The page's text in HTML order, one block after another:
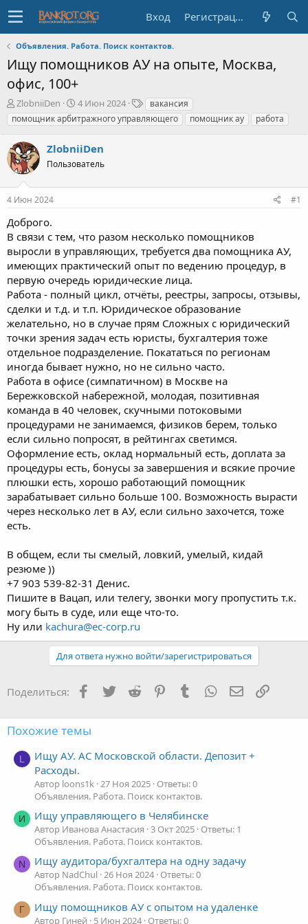
Вход Регистрация
Объявления. Работа. Поиск контактов.
Ищу помощников АУ на опыте, Москва,
офис, 100+
А
в
т
о
р
т
е
м
ы
ZlobniiDen
Д
а
т
н
а
а
4 Июн 2024
Т
е
г
вакансия
помощник арбитражного управляющего
помощник ау работа
ZlobniiDen
Пользователь
4 Июн 2024 #1
Доброго.
В связи с тем, что разом несколько помощников
выросли в управляющих, требуется два помощника АУ,
имеющих практический опыт по ведению процедур, в
первую очередь юридические лица.
Работа - полный цикл, отчёты, реестры, запросы, отзывы,
сделки и т.д. и т.п. Юридическое образование
желательно, но в случае прям Сложных с юридический
точки зрения задач есть юристы, бухгалтерия тоже
отдельное подразделение. Покататься по регионам
иногда бывает нужно, но не сильно часто.
Работа в офисе (симпатичном) в Москве на
Бережковской набережной, молодая, позитивная
команда в 40 человек, скучными потоковыми
процедурами не занимаемся, физиков берем, только
если сильно попросят, в рейтингах светимся.
Оформление есть, оклад нормальный есть, доплата за
процедуры есть, бонусы за завершения и всякие прочие
плюшки есть, хорошо работающий помощник
зарабатывает сильно больше 100. Возможность вырасти
через несколько лет в АУ, если сильно захочется, тоже
есть.
В общем, если ты смелый, ловкий, умелый, кидай
резюме ))
+7 903 539-82-31 Денис.
Пишите в Вацап, или телегу, звонки могу пропустить т.к.
могу быть в суде, или еще что-то.
Ну или kachura@ec-corp.ru
Для ответа нужно войти/зарегистрироваться
Поделиться: Facebook
TwitterReddit PinterestTumblr WhatsApp Ссылка
Похожие темы
L
Ищу АУ. АС Московской области. Депозит +
Расходы.
Автор loons1k 27 Ноя 2025 Ответы: 0
Объявления. Работа. Поиск контактов.
И Ищу управляющего в Челябинске
Автор Иванова Анастасия 3 Окт 2025 Ответы: 1
Объявления. Работа. Поиск контактов.
N Ищу аудитора/бухгалтера на одну задачу
Автор NadChul 26 Ноя 2024 Ответы: 0
Объявления. Работа. Поиск контактов.
Г Ищу помощников АУ с опытом на удаленке
Автор Гиней 5 Июн 2024 Ответы: 0